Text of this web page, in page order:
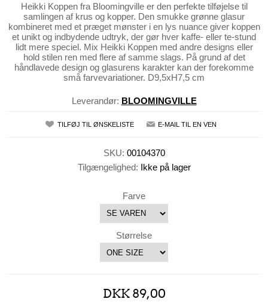
Heikki Koppen fra Bloomingville er den perfekte tilføjelse til
samlingen af krus og kopper. Den smukke grønne glasur
kombineret med et præget mønster i en lys nuance giver koppen
et unikt og indbydende udtryk, der gør hver kaffe- eller te-stund
lidt mere speciel. Mix Heikki Koppen med andre designs eller
hold stilen ren med flere af samme slags. På grund af det
håndlavede design og glasurens karakter kan der forekomme
små farvevariationer. D9,5xH7,5 cm
Leverandør: BLOOMINGVILLE
TILFØJ TIL ØNSKELISTE E-MAIL TIL EN VEN
SKU: 00104370
Tilgængelighed: Ikke på lager
Farve
Størrelse
DKK 89,00